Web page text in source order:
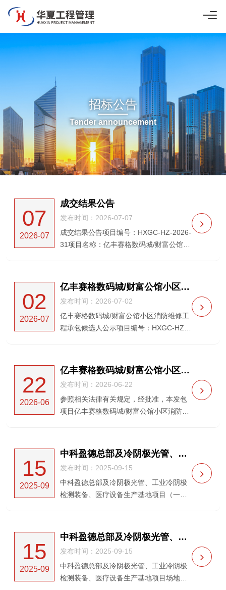
招标公告
Tender announcement
07
2026-07
成交结果公告
发布时间：2026-07-07
成交结果公告项目编号：HXGC-HZ-2026-
31项目名称：亿丰赛格数码城/财富公馆小
购方式：公开发包项目所在区域：湖州市
南太湖新区项目...
02
2026-07
亿丰赛格数码城/财富公馆小区消防维修工程承包候选人公示
发布时间：2026-07-02
亿丰赛格数码城/财富公馆小区消防维修工
程承包候选人公示项目编号：HXGC-HZ-
95万元，消防维修等服务，具体详见工程
量清单。发包范围...
22
2026-06
亿丰赛格数码城/财富公馆小区消防维修工程发包公告
发布时间：2026-06-22
参照相关法律有关规定，经批准，本发包
项目亿丰赛格数码城/财富公馆小区消防维
包代理机构为浙江华夏工程管理有限公
司，项目已具备发包条件...
15
2025-09
中科盈德总部及冷阴极光管、工业冷阴极检测装备、医疗设备生产基地项目（一期）地基承载力检测和主体沉降观测 中标候选人公示
发布时间：2025-09-15
中科盈德总部及冷阴极光管、工业冷阴极
检测装备、医疗设备生产基地项目（一
及冷阴极光管、工业冷阴极检测装备、医
疗设备生产基地项目（一...
15
2025-09
中科盈德总部及冷阴极光管、工业冷阴极检测装备、医疗设备生产基地项目场地平整土方工程 中标候选人公示
发布时间：2025-09-15
中科盈德总部及冷阴极光管、工业冷阴极
检测装备、医疗设备生产基地项目场地平